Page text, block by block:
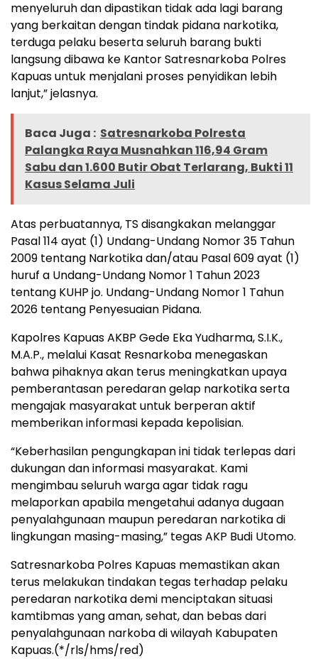
menyeluruh dan dipastikan tidak ada lagi barang
yang berkaitan dengan tindak pidana narkotika,
terduga pelaku beserta seluruh barang bukti
langsung dibawa ke Kantor Satresnarkoba Polres
Kapuas untuk menjalani proses penyidikan lebih
lanjut,” jelasnya.
Baca Juga : Satresnarkoba Polresta
Palangka Raya Musnahkan 116,94 Gram
Sabu dan 1.600 Butir Obat Terlarang, Bukti 11
Kasus Selama Juli
Atas perbuatannya, TS disangkakan melanggar
Pasal 114 ayat (1) Undang-Undang Nomor 35 Tahun
2009 tentang Narkotika dan/atau Pasal 609 ayat (1)
huruf a Undang-Undang Nomor 1 Tahun 2023
tentang KUHP jo. Undang-Undang Nomor 1 Tahun
2026 tentang Penyesuaian Pidana.
Kapolres Kapuas AKBP Gede Eka Yudharma, S.I.K.,
M.A.P., melalui Kasat Resnarkoba menegaskan
bahwa pihaknya akan terus meningkatkan upaya
pemberantasan peredaran gelap narkotika serta
mengajak masyarakat untuk berperan aktif
memberikan informasi kepada kepolisian.
“Keberhasilan pengungkapan ini tidak terlepas dari
dukungan dan informasi masyarakat. Kami
mengimbau seluruh warga agar tidak ragu
melaporkan apabila mengetahui adanya dugaan
penyalahgunaan maupun peredaran narkotika di
lingkungan masing-masing,” tegas AKP Budi Utomo.
Satresnarkoba Polres Kapuas memastikan akan
terus melakukan tindakan tegas terhadap pelaku
peredaran narkotika demi menciptakan situasi
kamtibmas yang aman, sehat, dan bebas dari
penyalahgunaan narkoba di wilayah Kabupaten
Kapuas.(*/rls/hms/red)